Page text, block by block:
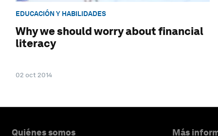
EDUCACIÓN Y HABILIDADES
Why we should worry about financial
literacy
02 oct 2014
Quiénes somos Más